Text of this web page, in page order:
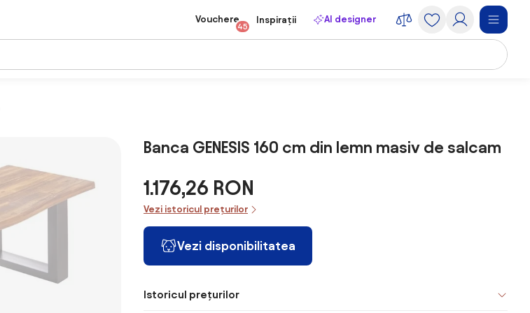
Vouchere
45
Inspirații AI designer
Banca GENESIS 160 cm din lemn masiv de salcam
1.176,26 RON
Vezi istoricul prețurilor
Vezi disponibilitatea
Istoricul prețurilor